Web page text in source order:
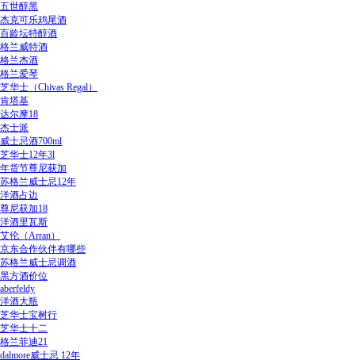
五世醇黑
杰克可乐鸡尾酒
百龄坛特醇酒
格兰威特酒
格兰杰酒
格兰爱琴
芝华士（Chivas Regal）
肯塔基
达尔摩18
杰士派
威士忌酒700ml
芝华士12年3l
年货节尊尼获加
苏格兰威士忌12年
洋酒占边
尊尼获加18
洋酒里瓦斯
艾伦（Arran）
京东合作伙伴有哪些
苏格兰威士忌调酒
黑方酒价位
aberfeldy
洋酒大瓶
芝华士宝树行
芝华士十二
格兰菲迪21
dalmore威士忌 12年